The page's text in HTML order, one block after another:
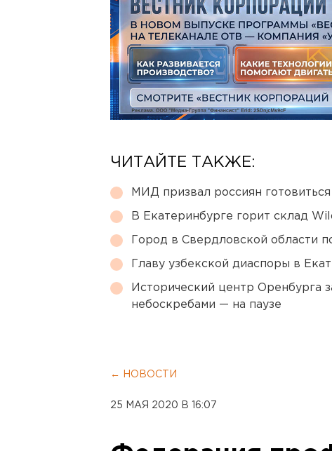
ЧИТАЙТЕ ТАКЖЕ:
МИД призвал россиян
В Екатеринбурге горит склад
Город в Свердловской области
Главу узбекской диаспоры в
Исторический центр Оренбурга
небоскребами — на паузе
← НОВОСТИ
25 МАЯ 2020 В 16:07